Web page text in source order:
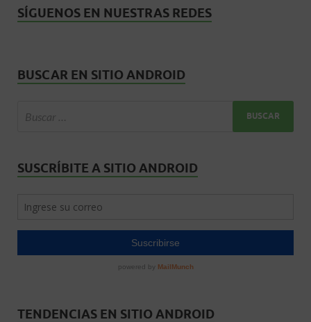
SÍGUENOS EN NUESTRAS REDES
BUSCAR EN SITIO ANDROID
SUSCRÍBITE A SITIO ANDROID
TENDENCIAS EN SITIO ANDROID